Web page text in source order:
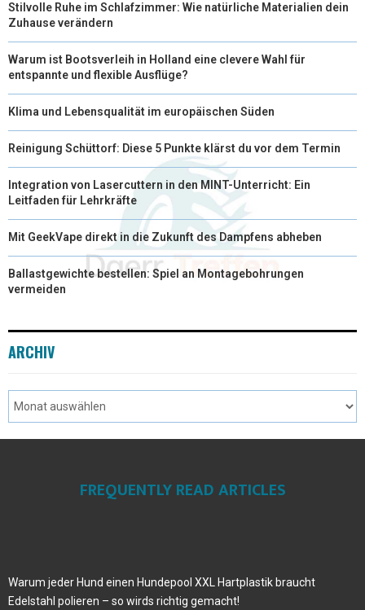
Stilvolle Ruhe im Schlafzimmer: Wie natürliche Materialien dein
Zuhause verändern
Warum ist Bootsverleih in Holland eine clevere Wahl für
entspannte und flexible Ausflüge?
Klima und Lebensqualität im europäischen Süden
Reinigung Schüttorf: Diese 5 Punkte klärst du vor dem Termin
Integration von Lasercuttern in den MINT-Unterricht: Ein
Leitfaden für Lehrkräfte
Mit GeekVape direkt in die Zukunft des Dampfens abheben
Ballastgewichte bestellen: Spiel an Montagebohrungen
vermeiden
ARCHIV
FREQUENTLY READ ARTICLES
Warum jeder Hund einen Hundepool XXL Hartplastik braucht
Edelstahl polieren – so wirds richtig gemacht!